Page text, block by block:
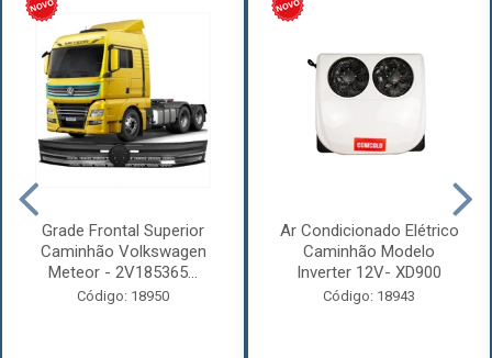
Grade Frontal Superior
Caminhão Volkswagen
Meteor - 2V185365...
Código: 18950
Ar Condicionado Elétrico
Caminhão Modelo
Inverter 12V- XD900
Código: 18943